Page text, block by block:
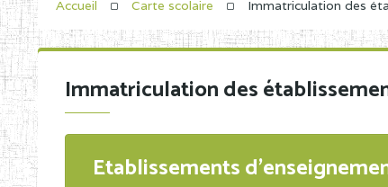
Accueil Carte scolaire Immatriculation des
Immatriculation des
Etablissements